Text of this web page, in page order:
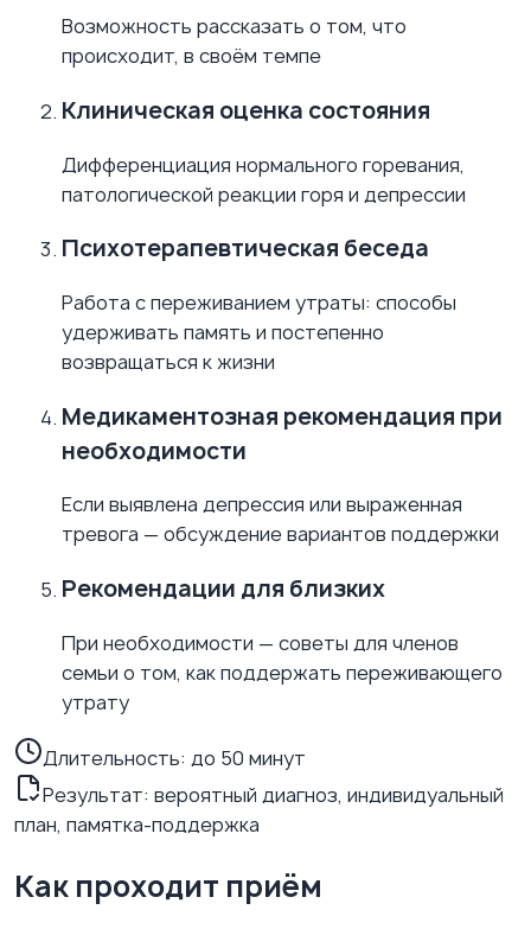
Возможность рассказать о том, что
происходит, в своём темпе
Клиническая оценка состояния
Дифференциация нормального горевания,
патологической реакции горя и депрессии
Психотерапевтическая беседа
Работа с переживанием утраты: способы
удерживать память и постепенно
возвращаться к жизни
Медикаментозная рекомендация при
необходимости
Если выявлена депрессия или выраженная
тревога — обсуждение вариантов поддержки
Рекомендации для близких
При необходимости — советы для членов
семьи о том, как поддержать переживающего
утрату
Длительность: до 50 минут
Результат: вероятный диагноз, индивидуальный
план, памятка-поддержка
Как проходит приём